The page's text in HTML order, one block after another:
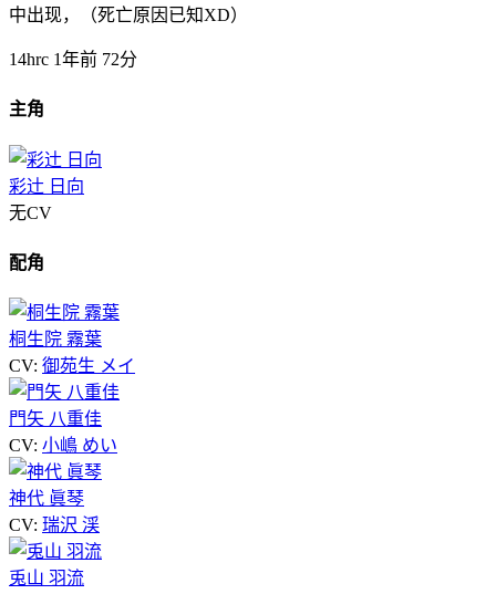
中出现，（死亡原因已知XD）
14hrc 1年前 72分
主角
彩辻 日向
无CV
配角
桐生院 霧葉
CV: 御苑生 メイ
門矢 八重佳
CV: 小嶋 めい
神代 眞琴
CV: 瑞沢 渓
兎山 羽流